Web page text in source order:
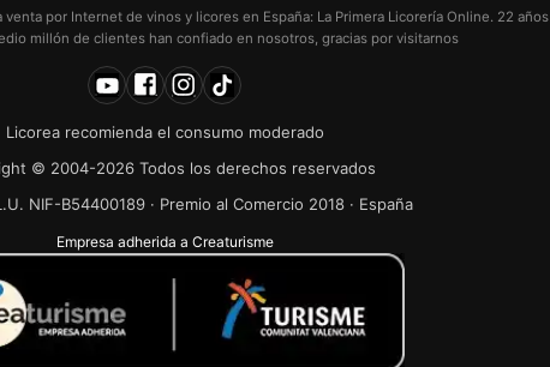
por Internet de vinos y licores en España: La Primera Licorería Online. 22 años
millón de clientes han confiado en nosotros, gracias por visitarnos
Licorea recomienda el consumo moderado
© 2004-2026 Todos los derechos reservados
NIF-B54400189 · Premio al Comercio 2018 · España
Empresa adherida a Creaturisme